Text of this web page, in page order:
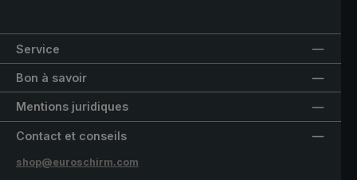
Service
Bon à savoir
Mentions juridiques
Contact et conseils
shop@euroschirm.com